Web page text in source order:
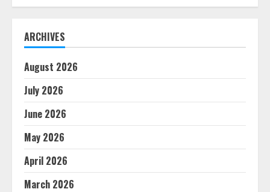
ARCHIVES
August 2026
July 2026
June 2026
May 2026
April 2026
March 2026